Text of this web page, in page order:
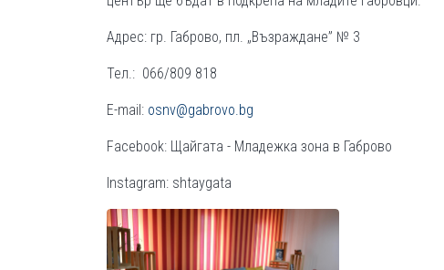
Адрес: гр. Габрово, пл. „Възраждане” № 3
Тел.: 066/809 818
E-mail: osnv@gabrovo.bg
Facebook: Щайгата - Младежка зона в Габрово
Instagram: shtaygata
ФОТО ГАЛЕРИИ